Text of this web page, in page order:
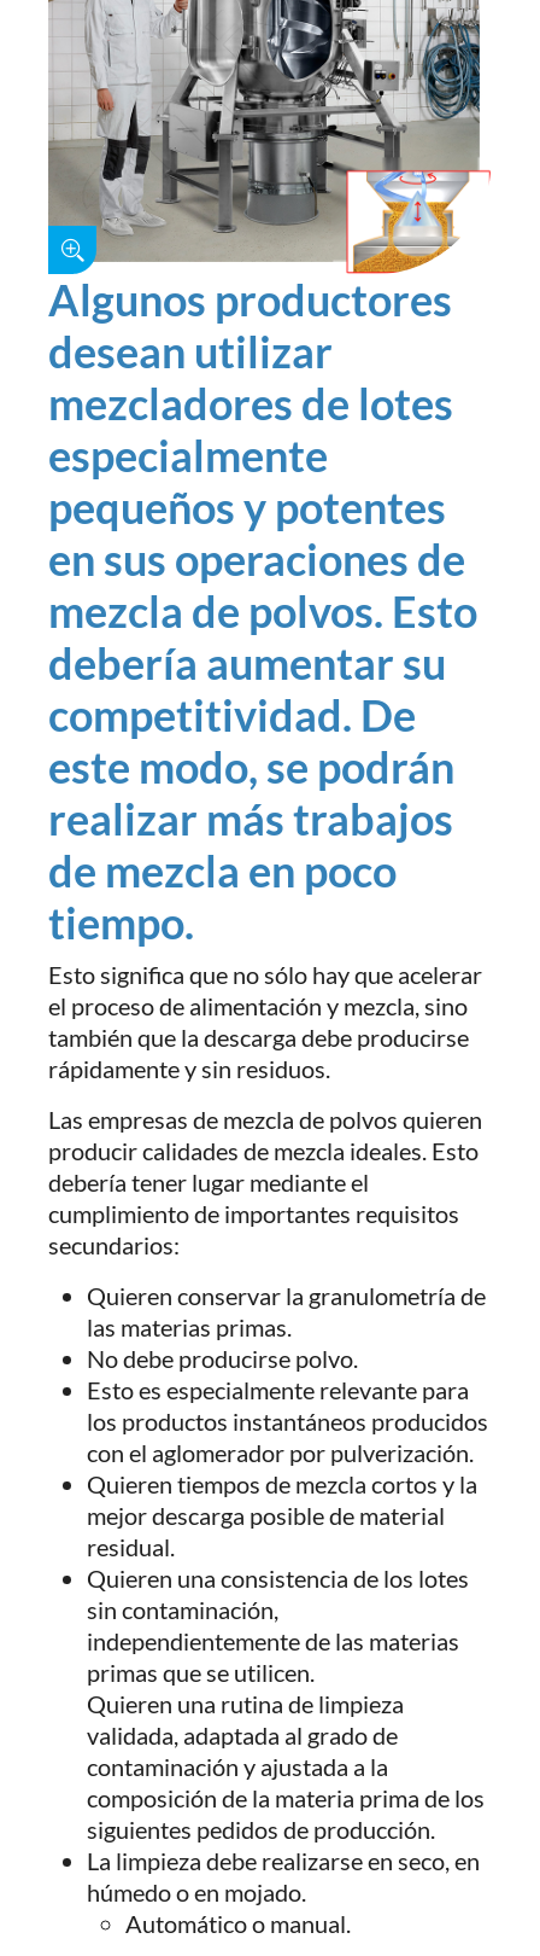
Algunos productores
desean utilizar
mezcladores de lotes
especialmente
pequeños y potentes
en sus operaciones de
mezcla de polvos. Esto
debería aumentar su
competitividad. De
este modo, se podrán
realizar más trabajos
de mezcla en poco
tiempo.
Esto significa que no sólo hay que acelerar
el proceso de alimentación y mezcla, sino
también que la descarga debe producirse
rápidamente y sin residuos.
Las empresas de mezcla de polvos quieren
producir calidades de mezcla ideales. Esto
debería tener lugar mediante el
cumplimiento de importantes requisitos
secundarios:
Quieren conservar la granulometría de
las materias primas.
No debe producirse polvo.
Esto es especialmente relevante para
los productos instantáneos producidos
con el aglomerador por pulverización.
Quieren tiempos de mezcla cortos y la
mejor descarga posible de material
residual.
Quieren una consistencia de los lotes
sin contaminación,
independientemente de las materias
primas que se utilicen.
Quieren una rutina de limpieza
validada, adaptada al grado de
contaminación y ajustada a la
composición de la materia prima de los
siguientes pedidos de producción.
La limpieza debe realizarse en seco, en
húmedo o en mojado.
Automático o manual.